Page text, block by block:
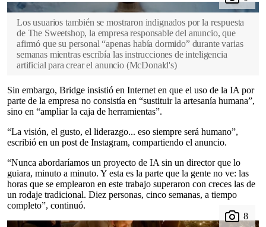
Los usuarios también se mostraron indignados por la respuesta
de The Sweetshop, la empresa responsable del anuncio, que
afirmó que su personal “apenas había dormido” durante varias
semanas mientras escribía las instrucciones de inteligencia
artificial para crear el anuncio (McDonald's)
Sin embargo, Bridge insistió en Internet en que el uso de la IA por
parte de la empresa no consistía en “sustituir la artesanía humana”,
sino en “ampliar la caja de herramientas”.
“La visión, el gusto, el liderazgo... eso siempre será humano”,
escribió en un post de Instagram, compartiendo el anuncio.
“Nunca abordaríamos un proyecto de IA sin un director que lo
guiara, minuto a minuto. Y esta es la parte que la gente no ve: las
horas que se emplearon en este trabajo superaron con creces las de
un rodaje tradicional. Diez personas, cinco semanas, a tiempo
completo”, continuó.